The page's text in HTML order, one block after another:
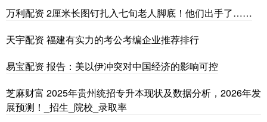
万利配资 2厘米长图钉扎入七旬老人脚底！他们出手了……
天宇配资 福建有实力的考公考编企业推荐排行
易宝配资 报告：美以伊冲突对中国经济的影响可控
芝麻财富 2025年贵州统招专升本现状及数据分析，2026年发
展预测！_招生_院校_录取率